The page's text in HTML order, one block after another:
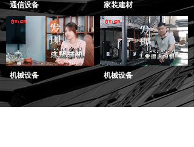
通信设备 家装建材
机械设备 机械设备